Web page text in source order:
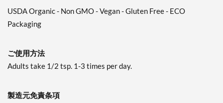
USDA Organic - Non GMO - Vegan - Gluten Free - ECO
Packaging
ご使用方法
Adults take 1/2 tsp. 1-3 times per day.
製造元免責条項